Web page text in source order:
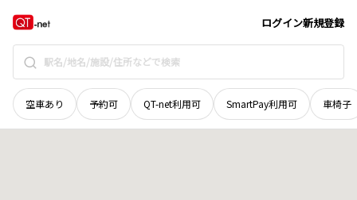
ログイン新規登録
空車あり 予約可 QT-net利用可 SmartPay利用可 車椅子
京都府